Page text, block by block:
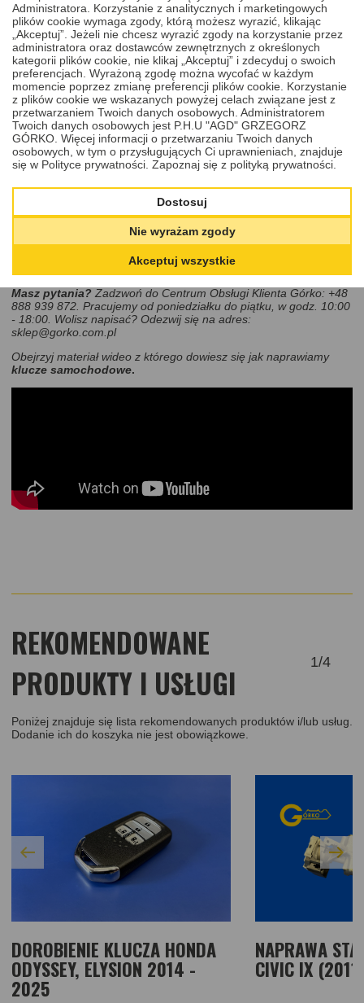
rekomendowanych produktach i usługach.
Cena
200,00 PLN DODAJ DO KOSZYKA
Cena zawiera:
mycie w myjce ultradzwiekowej,
usługę naprawy, regeneracji pilota - klucza Honda Odyssey,
Elysion 2014 - 2025,
nową baterię firmy Energizer lub Panasonic.
jeżeli w wyniku oględzin stwierdzimy, że obudowa klucza
jest zniszczona i uniemożliwia jego poprawne działanie -
skontaktujemy się w celu podjęcia decyzji o dalszym działaniu
(może wystąpić konieczność wymiany obudowy na nową).
Masz pytania? Zadzwoń do Centrum Obsługi Klienta Górko: +48
888 939 872. Pracujemy od poniedziałku do piątku, w godz. 10:00
- 18:00. Wolisz napisać? Odezwij się na adres:
sklep@gorko.com.pl
Obejrzyj materiał wideo z którego dowiesz się jak naprawiamy
klucze samochodowe.
REKOMENDOWANE
PRODUKTY I USŁUGI
1/4
Poniżej znajduje się lista rekomendowanych produktów i/lub usług.
Dodanie ich do koszyka nie jest obowiązkowe.
DOROBIENIE KLUCZA HONDA
ODYSSEY, ELYSION 2014 -
2025
NAPRAWA
CIVIC IX
Administratora. Korzystanie z analitycznych i marketingowych
plików cookie wymaga zgody, którą możesz wyrazić, klikając
„Akceptuj”. Jeżeli nie chcesz wyrazić zgody na korzystanie przez
administratora oraz dostawców zewnętrznych z określonych
kategorii plików cookie, nie klikaj „Akceptuj” i zdecyduj o swoich
preferencjach. Wyrażoną zgodę można wycofać w każdym
momencie poprzez zmianę preferencji plików cookie. Korzystanie
z plików cookie we wskazanych powyżej celach związane jest z
przetwarzaniem Twoich danych osobowych. Administratorem
Twoich danych osobowych jest P.H.U "AGD" GRZEGORZ
GÓRKO. Więcej informacji o przetwarzaniu Twoich danych
osobowych, w tym o przysługujących Ci uprawnieniach, znajduje
się w Polityce prywatności. Zapoznaj się z polityką prywatności.
Dostosuj
Nie wyrażam zgody
Akceptuj wszystkie